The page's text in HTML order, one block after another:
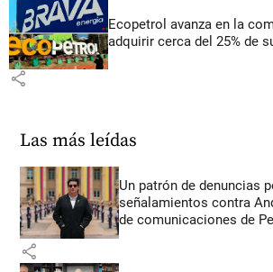
Ecopetrol avanza en la
adquirir cerca del 25% de
share
Las más leídas
Un patrón de denuncias
señalamientos contra
de comunicaciones de
share